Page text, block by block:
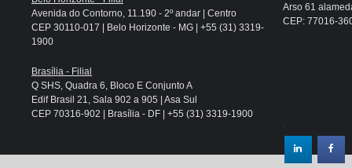
Avenida do Contorno, 11.190 - 2º andar | Centro
CEP 30110-017 | Belo Horizonte - MG | +55 (31) 3319-
1900
Brasília - Filial
Q SHS, Quadra 6, Bloco E Conjunto A
Edif Brasil 21, Sala 902 a 905 | Asa Sul
CEP 70316-902 | Brasília - DF | +55 (31) 3319-1900
Arso 61
CEP: 77016-
.